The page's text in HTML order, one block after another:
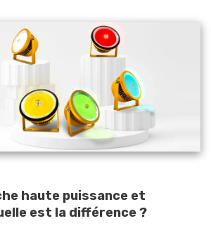
haute puissance et
est la différence ?